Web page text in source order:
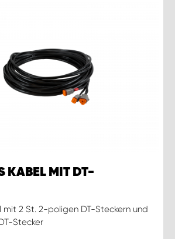
KABEL MIT DT-
2 St. 2-poligen DT-Steckern und
Stecker